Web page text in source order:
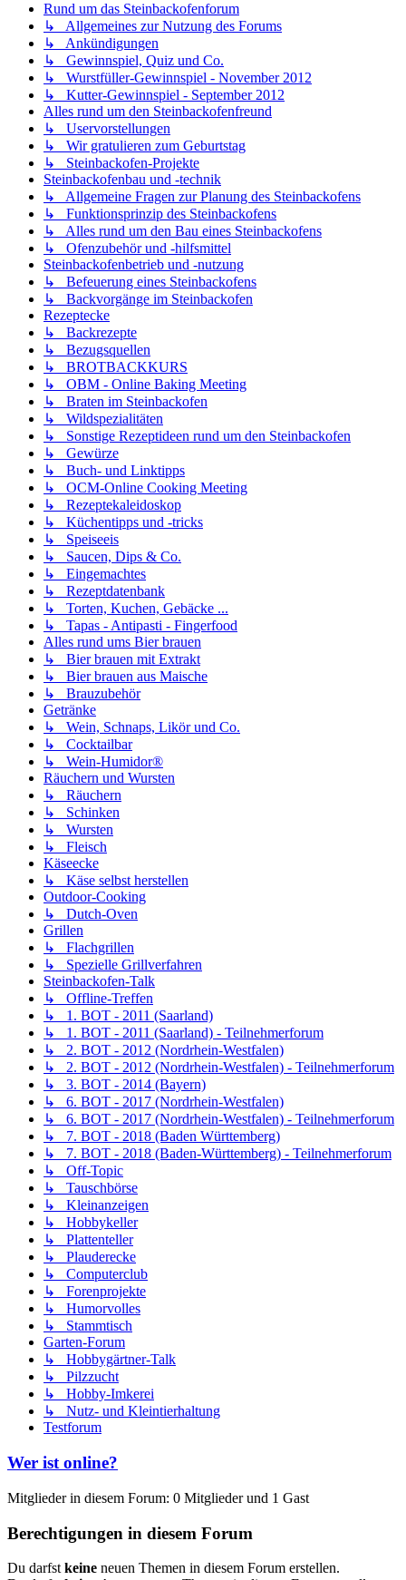
Rund um das Steinbackofenforum
↳ Allgemeines zur Nutzung des Forums
↳ Ankündigungen
↳ Gewinnspiel, Quiz und Co.
↳ Wurstfüller-Gewinnspiel - November 2012
↳ Kutter-Gewinnspiel - September 2012
Alles rund um den Steinbackofenfreund
↳ Uservorstellungen
↳ Wir gratulieren zum Geburtstag
↳ Steinbackofen-Projekte
Steinbackofenbau und -technik
↳ Allgemeine Fragen zur Planung des Steinbackofens
↳ Funktionsprinzip des Steinbackofens
↳ Alles rund um den Bau eines Steinbackofens
↳ Ofenzubehör und -hilfsmittel
Steinbackofenbetrieb und -nutzung
↳ Befeuerung eines Steinbackofens
↳ Backvorgänge im Steinbackofen
Rezeptecke
↳ Backrezepte
↳ Bezugsquellen
↳ BROTBACKKURS
↳ OBM - Online Baking Meeting
↳ Braten im Steinbackofen
↳ Wildspezialitäten
↳ Sonstige Rezeptideen rund um den Steinbackofen
↳ Gewürze
↳ Buch- und Linktipps
↳ OCM-Online Cooking Meeting
↳ Rezeptekaleidoskop
↳ Küchentipps und -tricks
↳ Speiseeis
↳ Saucen, Dips & Co.
↳ Eingemachtes
↳ Rezeptdatenbank
↳ Torten, Kuchen, Gebäcke ...
↳ Tapas - Antipasti - Fingerfood
Alles rund ums Bier brauen
↳ Bier brauen mit Extrakt
↳ Bier brauen aus Maische
↳ Brauzubehör
Getränke
↳ Wein, Schnaps, Likör und Co.
↳ Cocktailbar
↳ Wein-Humidor®
Räuchern und Wursten
↳ Räuchern
↳ Schinken
↳ Wursten
↳ Fleisch
Käseecke
↳ Käse selbst herstellen
Outdoor-Cooking
↳ Dutch-Oven
Grillen
↳ Flachgrillen
↳ Spezielle Grillverfahren
Steinbackofen-Talk
↳ Offline-Treffen
↳ 1. BOT - 2011 (Saarland)
↳ 1. BOT - 2011 (Saarland) - Teilnehmerforum
↳ 2. BOT - 2012 (Nordrhein-Westfalen)
↳ 2. BOT - 2012 (Nordrhein-Westfalen) - Teilnehmerforum
↳ 3. BOT - 2014 (Bayern)
↳ 6. BOT - 2017 (Nordrhein-Westfalen)
↳ 6. BOT - 2017 (Nordrhein-Westfalen) - Teilnehmerforum
↳ 7. BOT - 2018 (Baden Württemberg)
↳ 7. BOT - 2018 (Baden-Württemberg) - Teilnehmerforum
↳ Off-Topic
↳ Tauschbörse
↳ Kleinanzeigen
↳ Hobbykeller
↳ Plattenteller
↳ Plauderecke
↳ Computerclub
↳ Forenprojekte
↳ Humorvolles
↳ Stammtisch
Garten-Forum
↳ Hobbygärtner-Talk
↳ Pilzzucht
↳ Hobby-Imkerei
↳ Nutz- und Kleintierhaltung
Testforum
Wer ist online?
Mitglieder in diesem Forum: 0 Mitglieder und 1 Gast
Berechtigungen in diesem Forum
Du darfst keine neuen Themen in diesem Forum erstellen.